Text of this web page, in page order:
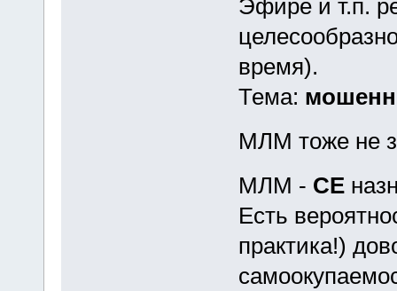
Эфире и т.п.
время).
Тема:
МЛМ тоже не
МЛМ - СЕ
Есть
практика!)